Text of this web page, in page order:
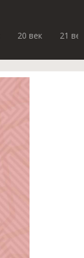
20 век 21 век